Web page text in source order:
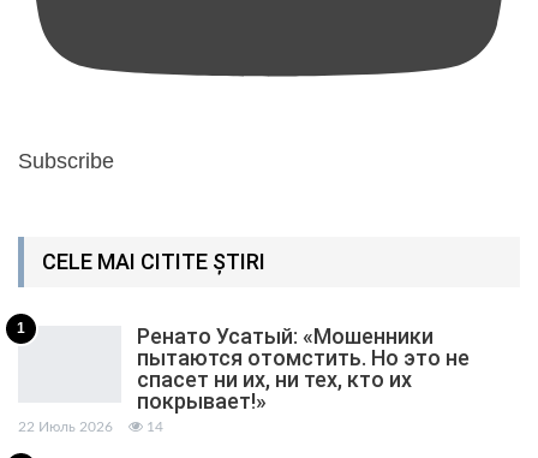
Subscribe
CELE MAI CITITE ȘTIRI
1
Ренато Усатый: «Мошенники
пытаются отомстить. Но это не
спасет ни их, ни тех, кто их
покрывает!»
22 Июль 2026 14